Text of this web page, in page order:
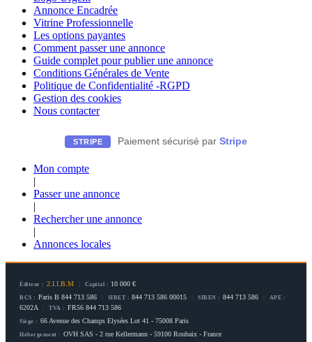
Annonce Encadrée
Vitrine Professionnelle
Les options payantes
Comment passer une annonce
Guide complet pour publier une annonce
Conditions Générales de Vente
Politique de Confidentialité -RGPD
Gestion des cookies
Nous contacter
STRIPE Paiement sécurisé par Stripe
Mon compte
|
Passer une annonce
|
Rechercher une annonce
|
Annonces locales
Éditeur : 2.I.I.B.M Capital : 10 000 €
RCS : Paris B 844 713 586 SIRET : 844 713 586 00015 SIREN : 844 713 586 APE :
6202A TVA : FR56 844 713 586
Siège : 66 Avenue des Champs Elysées Lot 41 - 75008 Paris
Hébergement : OVH SAS - 2 rue Kellermann - 59100 Roubaix - France